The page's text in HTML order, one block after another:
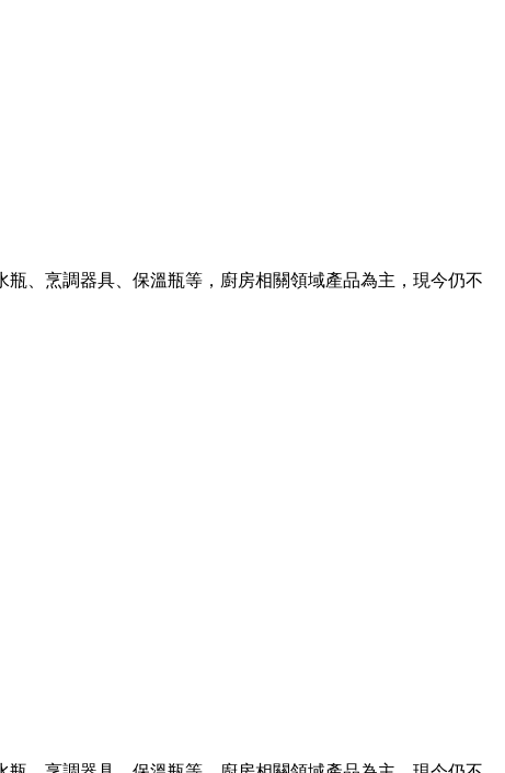
、烹調器具、保溫瓶等，廚房相關領域產品為主，現今仍不